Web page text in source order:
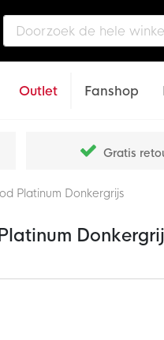
Outlet Fanshop
Gratis
Platinum Donkergrijs